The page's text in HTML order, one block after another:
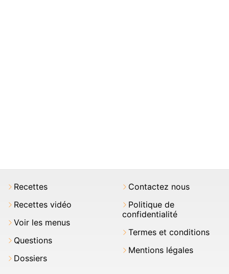
Recettes
Recettes vidéo
Voir les menus
Questions
Dossiers
Contactez nous
Politique de
confidentialité
Termes et conditions
Mentions légales